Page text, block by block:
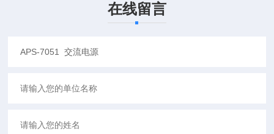
在线留言